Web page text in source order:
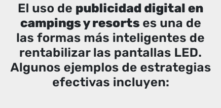
El uso de publicidad digital en
campings y resortses una de
las formas más inteligentes de
rentabilizar las pantallas LED.
Algunos ejemplos de estrategias
efectivas incluyen: